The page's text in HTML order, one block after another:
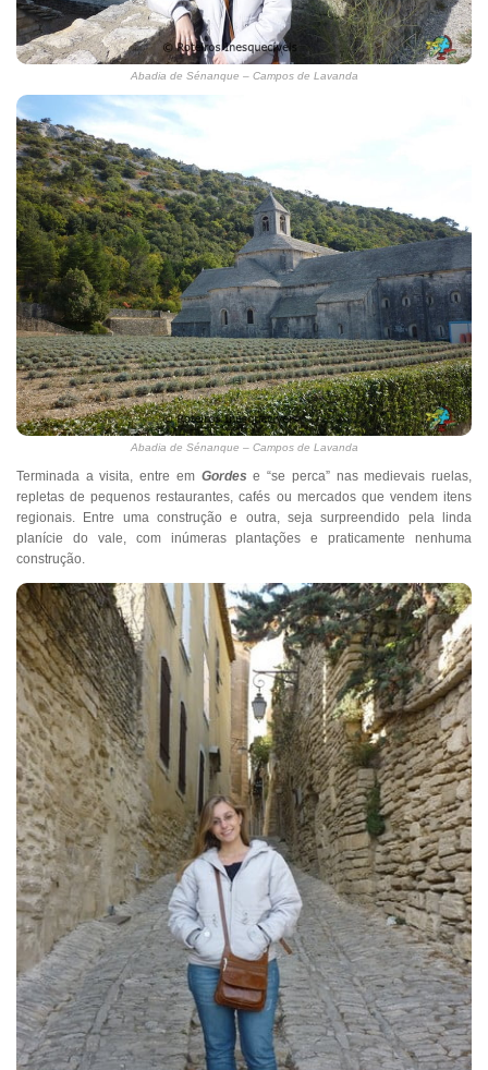
Abadia de Sénanque – Campos de Lavanda
Abadia de Sénanque – Campos de Lavanda
Terminada a visita, entre em Gordes e “se perca” nas medievais ruelas,
repletas de pequenos restaurantes, cafés ou mercados que vendem itens
regionais. Entre uma construção e outra, seja surpreendido pela linda
planície do vale, com inúmeras plantações e praticamente nenhuma
construção.